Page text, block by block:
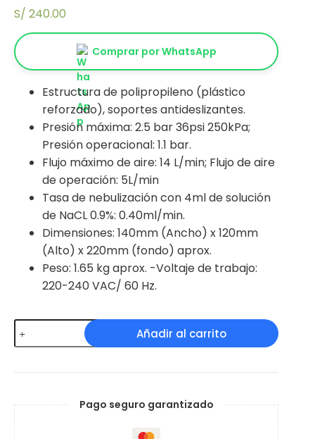
S/ 240.00
Comprar por WhatsApp
Estructura de polipropileno (plástico
reforzado), soportes antideslizantes.
Presión máxima: 2.5 bar 36psi 250kPa;
Presión operacional: 1.1 bar.
Flujo máximo de aire: 14 L/min; Flujo de aire
de operación: 5L/min
Tasa de nebulización con 4ml de solución
de NaCL 0.9%: 0.40ml/min.
Dimensiones: 140mm (Ancho) x 120mm
(Alto) x 220mm (fondo) aprox.
Peso: 1.65 kg aprox. -Voltaje de trabajo:
220-240 VAC/ 60 Hz.
Domiciliario
-
Eolo
cantidad
Añadir al carrito
Pago seguro garantizado